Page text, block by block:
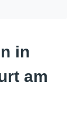
in
am